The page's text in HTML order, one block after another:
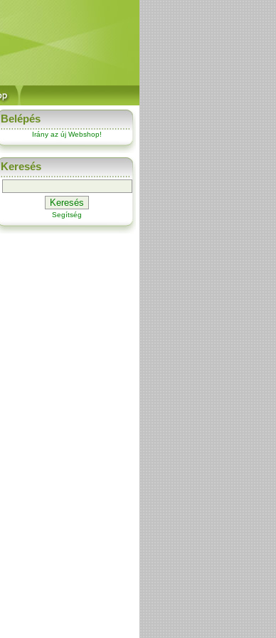
Belépés
Irány az új Webshop!
Keresés
Segítség